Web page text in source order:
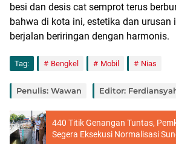
besi dan desis cat semprot terus
bahwa di kota ini, estetika dan urusan
berjalan beriringan dengan harmonis.
Tag: Bengkel Mobil Nias
Penulis: Wawan Editor:
440 Titik Genangan Tuntas,
Segera Eksekusi Normalisasi